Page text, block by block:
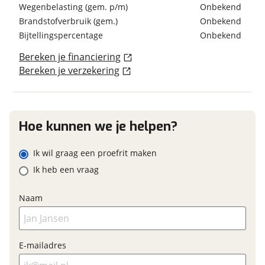
schadeverleden
Voormalig verhuurvoertuig
Financieel
BTW/marge
BTW
BOVAG Garantie
Fabrieksgarantie van
Wegenbelasting (gem. p/m)
Onbekend
Brandstofverbruik (gem.)
Onbekend
Bijtellingspercentage
Onbekend
Bereken je financiering
Bereken je verzekering
Dakluik
Dakluik groot
Elektrische opstap
Ge&iuml;soleerd glas
Hagelbestendig dak
Leeslampjes
Panoramadak
Raamblindering
Zonwerend glas
Keuken
Vriesvak
Foto's
Klik hier om foto's te uploaden
Jouw contactgegevens
Naam
E-mailadres
Telefoonnummer (optioneel)
Hoe kunnen we je helpen?
Ik wil graag een proefrit maken
Ik heb een vraag
Naam
E-mailadres